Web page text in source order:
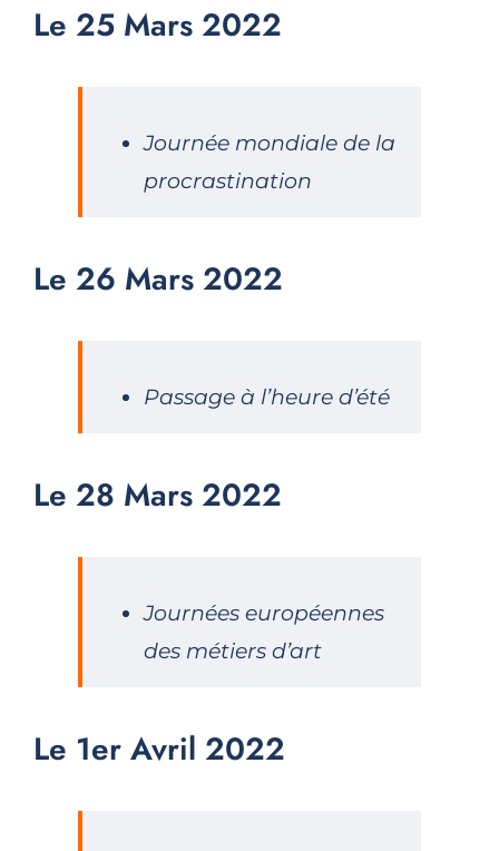
Le 25 Mars 2022
Journée mondiale de la
procrastination
Le 26 Mars 2022
Passage à l’heure d’été
Le 28 Mars 2022
Journées européennes
des métiers d’art
Le 1er Avril 2022